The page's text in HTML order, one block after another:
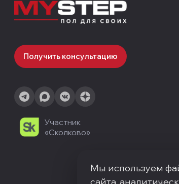
Получить консультацию
Участник
«Сколково»
Мы используем